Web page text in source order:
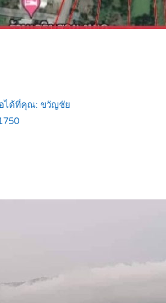
ได้ที่คุณ: ขวัญชัย